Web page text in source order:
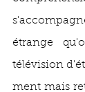
étrange
télévision
ment mais